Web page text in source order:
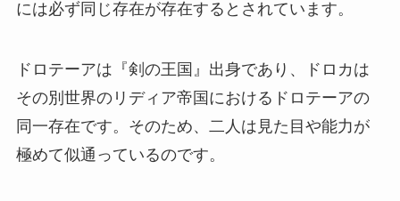
には必ず同じ存在が存在するとされています。
ドロテーアは『剣の王国』出身であり、ドロカは
その別世界のリディア帝国におけるドロテーアの
同一存在です。そのため、二人は見た目や能力が
極めて似通っているのです。